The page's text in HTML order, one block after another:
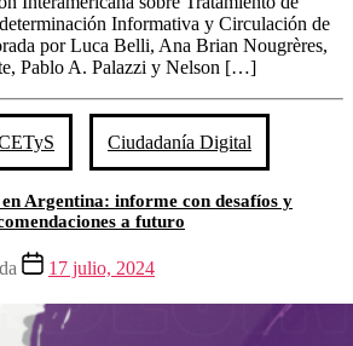
Informativa y Circulación de
por Luca Belli, Ana Brian Nougrères,
Pablo A. Palazzi y Nelson […]
Ciudadanía Digital
Argentina: informe con desafíos y
a futuro
17 julio, 2024